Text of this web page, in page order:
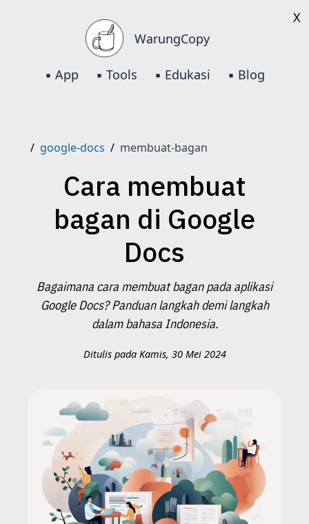
WarungCopy
▪️ App ▪️ Tools ▪️ Edukasi ▪️ Blog
/ google-docs / membuat-bagan
Cara membuat
bagan di Google
Docs
Bagaimana cara membuat bagan pada aplikasi
Google Docs? Panduan langkah demi langkah
dalam bahasa Indonesia.
Ditulis pada Kamis, 30 Mei 2024
X